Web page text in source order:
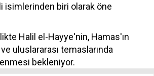
isimlerinden biri olarak öne
Halil el-Hayye'nin, Hamas'ın
uluslararası temaslarında
bekleniyor.